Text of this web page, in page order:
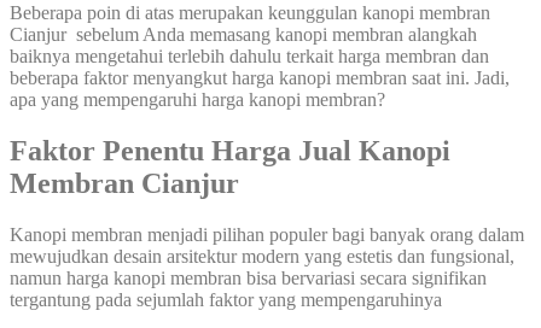
Beberapa poin di atas merupakan keunggulan kanopi membran
Cianjur sebelum Anda memasang kanopi membran alangkah
baiknya mengetahui terlebih dahulu terkait harga membran dan
beberapa faktor menyangkut harga kanopi membran saat ini. Jadi,
apa yang mempengaruhi harga kanopi membran?
Faktor Penentu Harga Jual Kanopi
Membran Cianjur
Kanopi membran menjadi pilihan populer bagi banyak orang dalam
mewujudkan desain arsitektur modern yang estetis dan fungsional,
namun harga kanopi membran bisa bervariasi secara signifikan
tergantung pada sejumlah faktor yang mempengaruhinya